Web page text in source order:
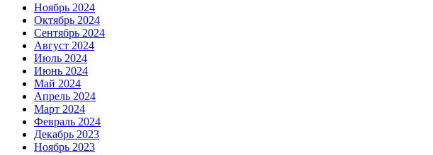
Ноябрь 2024
Октябрь 2024
Сентябрь 2024
Август 2024
Июль 2024
Июнь 2024
Май 2024
Апрель 2024
Март 2024
Февраль 2024
Декабрь 2023
Ноябрь 2023